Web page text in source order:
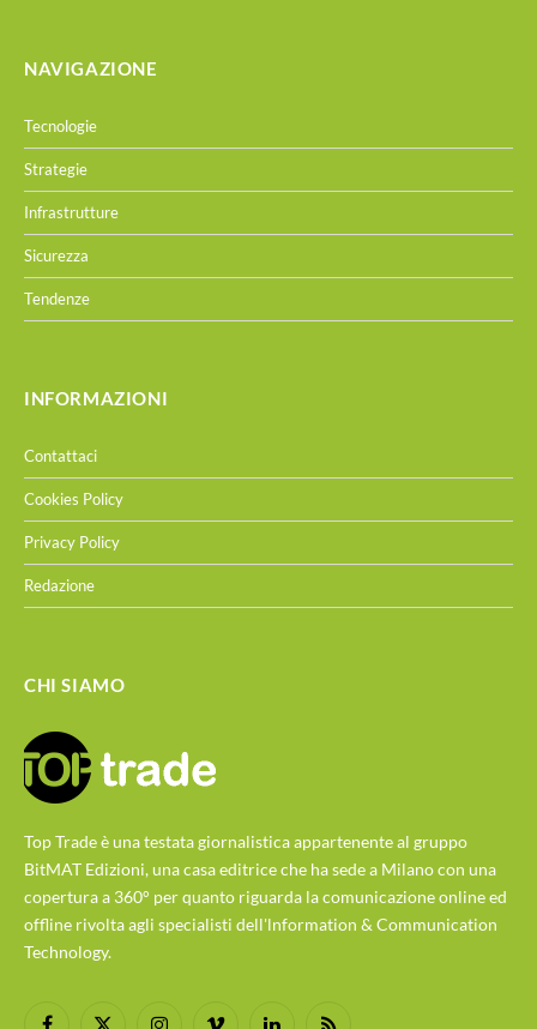
NAVIGAZIONE
Tecnologie
Strategie
Infrastrutture
Sicurezza
Tendenze
INFORMAZIONI
Contattaci
Cookies Policy
Privacy Policy
Redazione
CHI SIAMO
Top Trade è una testata giornalistica appartenente al gruppo
BitMAT Edizioni, una casa editrice che ha sede a Milano con una
copertura a 360° per quanto riguarda la comunicazione online ed
offline rivolta agli specialisti dell'lnformation & Communication
Technology.